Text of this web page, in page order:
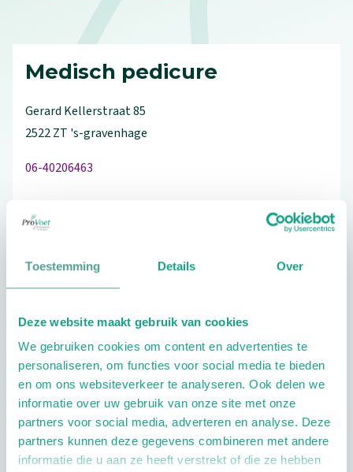
Toestemming Details Over
Deze website maakt gebruik van cookies
We gebruiken cookies om content en advertenties te
personaliseren, om functies voor social media te bieden
en om ons websiteverkeer te analyseren. Ook delen we
informatie over uw gebruik van onze site met onze
partners voor social media, adverteren en analyse. Deze
partners kunnen deze gegevens combineren met andere
informatie die u aan ze heeft verstrekt of die ze hebben
Medisch pedicure
Gerard Kellerstraat85
2522 ZT 's-gravenhage
06-40206463
Schrijf ook een review
Extra opties